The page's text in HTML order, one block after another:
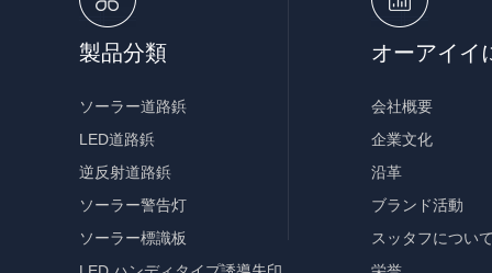
製品分類
ソーラー道路鋲
LED道路鋲
逆反射道路鋲
ソーラー警告灯
ソーラー標識板
オーアイイ
会社概要
企業文化
沿革
ブランド活動
スッタフについ